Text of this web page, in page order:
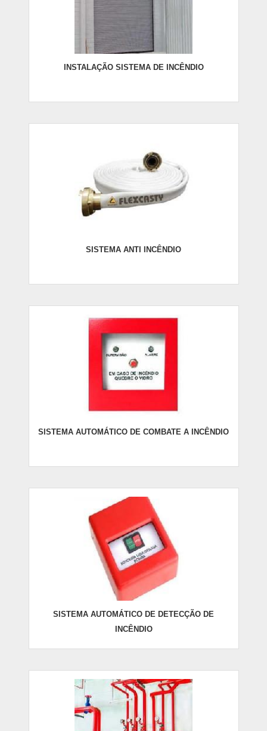
INSTALAÇÃO SISTEMA DE INCÊNDIO
SISTEMA ANTI INCÊNDIO
SISTEMA AUTOMÁTICO DE COMBATE A INCÊNDIO
SISTEMA AUTOMÁTICO DE DETECÇÃO DE
INCÊNDIO